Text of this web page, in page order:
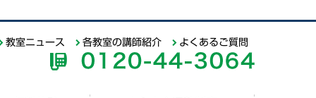
教室ニュース 各教室の講師紹介 よくあるご質問